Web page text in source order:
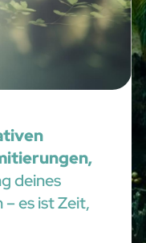
deines
es ist Zeit,